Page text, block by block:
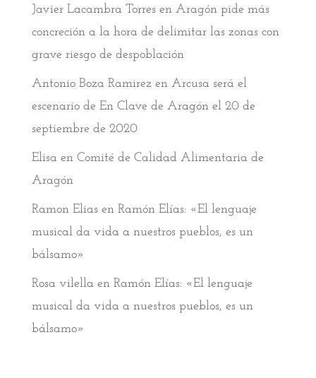
Javier Lacambra Torresen Aragón pide más
concreción a la hora de delimitar las zonas con
grave riesgo de despoblación
Antonio Boza Ramirez en Arcusa será el
escenario de En Clave de Aragón el 20 de
septiembre de 2020
Elisa en Comité de Calidad Alimentaria de
Aragón
Ramon Eliasen Ramón Elías: «El lenguaje
musical da vida a nuestros pueblos, es un
bálsamo»
Rosa vilella en Ramón Elías: «El lenguaje
musical da vida a nuestros pueblos, es un
bálsamo»